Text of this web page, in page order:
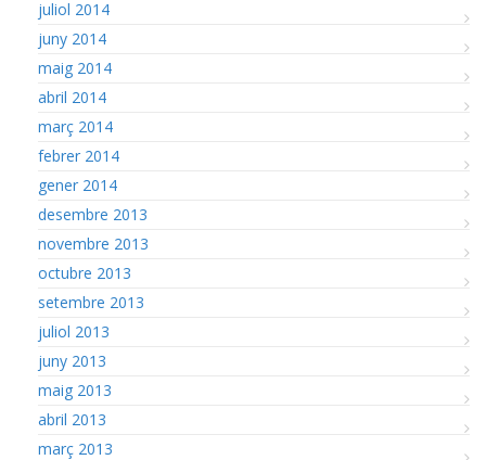
juliol 2014
juny 2014
maig 2014
abril 2014
març 2014
febrer 2014
gener 2014
desembre 2013
novembre 2013
octubre 2013
setembre 2013
juliol 2013
juny 2013
maig 2013
abril 2013
març 2013